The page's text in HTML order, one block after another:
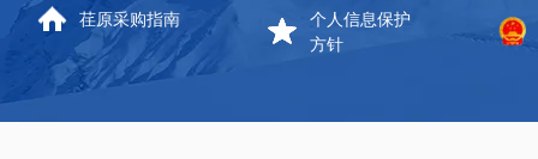
荏原采购指南
个人信息保护
方针